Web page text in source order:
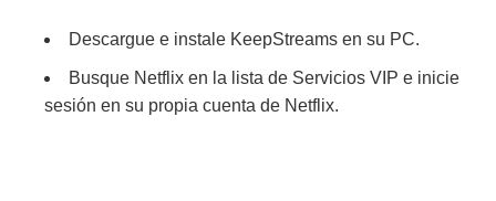
Descargue e instale KeepStreams en su PC.
Busque Netflix en la lista de Servicios VIP e inicie
sesión en su propia cuenta de Netflix.